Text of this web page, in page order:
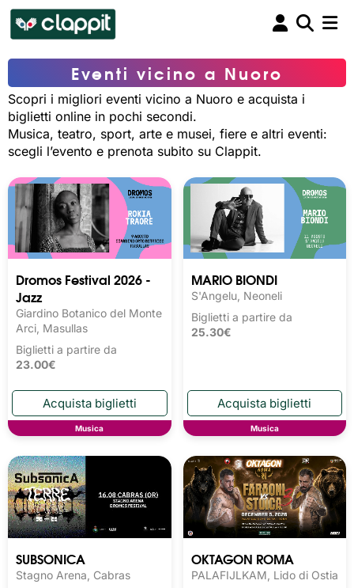
Eventi vicino a Nuoro
Scopri i migliori eventi vicino a Nuoro e acquista i
biglietti online in pochi secondi.
Musica, teatro, sport, arte e musei, fiere e altri eventi:
scegli l’evento e prenota subito su Clappit.
Dromos Festival 2026 -
Jazz
Giardino Botanico del Monte
Arci, Masullas
Biglietti a partire da
23.00€
Musica
MARIO BIONDI
S'Angelu, Neoneli
Biglietti a partire da
25.30€
Musica
SUBSONICA
Stagno Arena, Cabras
OKTAGON ROMA
PALAFIJLKAM, Lido di Ostia